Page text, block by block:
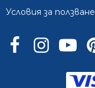
Условия за ползване